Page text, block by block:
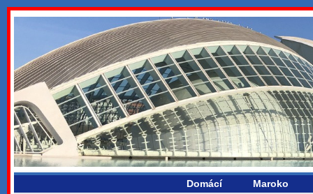
bydlikemevropou.com
Domácí Maroko